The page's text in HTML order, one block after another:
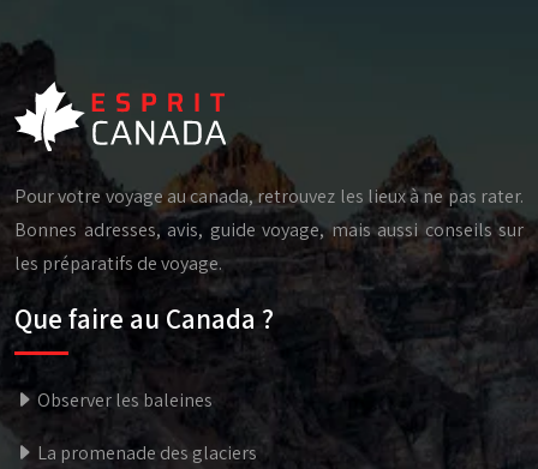
Pour votre voyage au canada, retrouvez les lieux à ne pas rater.
Bonnes adresses, avis, guide voyage, mais aussi conseils sur
les préparatifs de voyage.
Que faire au Canada ?
Observer les baleines
La promenade des glaciers